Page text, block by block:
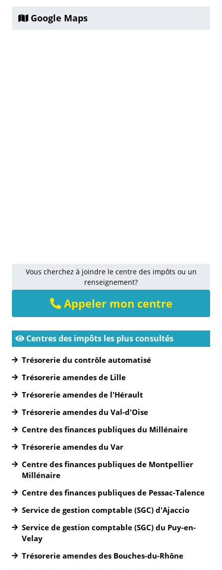
Google Maps
Vous cherchez à joindre le centre des impôts ou un
renseignement?
Appeler mon centre
Centres des impôts les plus consultés
Trésorerie du contrôle automatisé
Trésorerie amendes de Lille
Trésorerie amendes de l'Hérault
Trésorerie amendes du Val-d'Oise
Centre des finances publiques du Millénaire
Trésorerie amendes du Var
Centre des finances publiques de Montpellier
Millénaire
Centre des finances publiques de Pessac-Talence
Service de gestion comptable (SGC) d'Ajaccio
Service de gestion comptable (SGC) du Puy-en-
Velay
Trésorerie amendes des Bouches-du-Rhône